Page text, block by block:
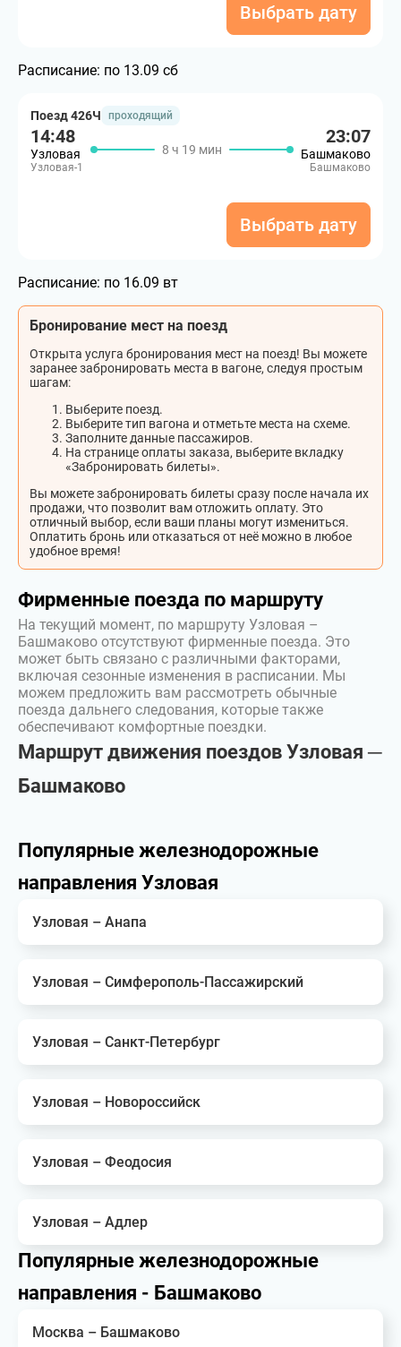
Выбрать дату
Расписание: по 13.09 сб
Поезд 426Ч проходящий
14:48
Узловая
Узловая-1
8 ч 19 мин
23:07
Башмаково
Башмаково
Выбрать дату
Расписание: по 16.09 вт
Бронирование мест на поезд
Открыта услуга бронирования мест на поезд! Вы можете
заранее забронировать места в вагоне, следуя простым
шагам:
Выберите поезд.
Выберите тип вагона и отметьте места на схеме.
Заполните данные пассажиров.
На странице оплаты заказа, выберите вкладку
«Забронировать билеты».
Вы можете забронировать билеты сразу после начала их
продажи, что позволит вам отложить оплату. Это
отличный выбор, если ваши планы могут измениться.
Оплатить бронь или отказаться от неё можно в любое
удобное время!
Фирменные поезда по маршруту
На текущий момент, по маршруту Узловая –
Башмаково отсутствуют фирменные поезда. Это
может быть связано с различными факторами,
включая сезонные изменения в расписании. Мы
можем предложить вам рассмотреть обычные
поезда дальнего следования, которые также
обеспечивают комфортные поездки.
Маршрут движения поездов Узловая ─
Башмаково
Популярные железнодорожные
направления Узловая
Узловая – Анапа
Узловая – Симферополь-Пассажирский
Узловая – Санкт-Петербург
Узловая – Новороссийск
Узловая – Феодосия
Узловая – Адлер
Популярные железнодорожные
направления - Башмаково
Москва – Башмаково